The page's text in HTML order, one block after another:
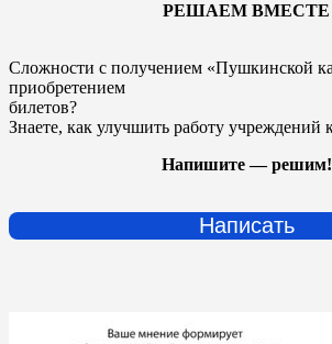
РЕШАЕМ ВМЕСТЕ
Сложности с получением «Пушкинской
приобретением
билетов?
Знаете, как улучшить работу учреждений
Напишите — решим!
Написать